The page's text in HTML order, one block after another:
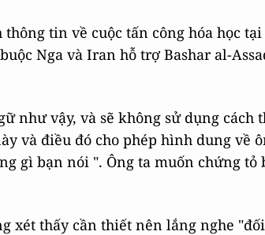
tin về cuộc tấn công hóa học
Nga và Iran hỗ trợ Bashar al-
như vậy, và sẽ không sử dụng cách
và điều đó cho phép hình dung về
gì bạn nói ". Ông ta muốn chứng tỏ
xét thấy cần thiết nên lắng nghe